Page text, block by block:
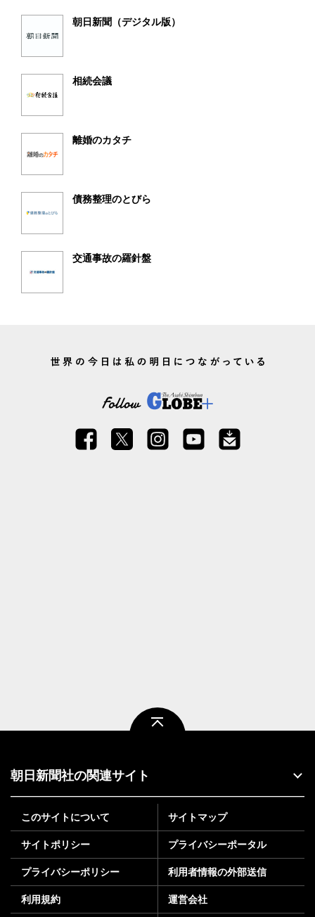
朝日新聞（デジタル版）
相続会議
離婚のカタチ
債務整理のとびら
交通事故の羅針盤
朝日新聞社の関連サイト
このサイトについて サイトマップ
サイトポリシー プライバシーポータル
プライバシーポリシー 利用者情報の外部送信
利用規約 運営会社